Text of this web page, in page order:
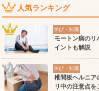
人気ランキング
学び・知識
モートン病のリ
イントも解説
学び・知識
椎間板ヘルニア
リ中の注意点を